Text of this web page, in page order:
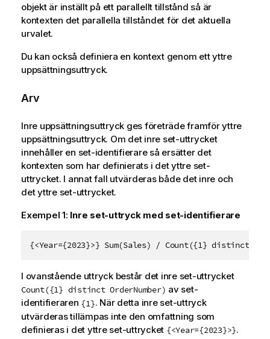
objekt är inställt på ett parallellt tillstånd så är
kontexten det parallella tillståndet för det aktuella
urvalet.
Du kan också definiera en kontext genom ett yttre
uppsättningsuttryck.
Arv
Inre uppsättningsuttryck ges företräde framför yttre
uppsättningsuttryck. Om det inre set-uttrycket
innehåller en set-identifierare så ersätter det
kontexten som har definierats i det yttre set-
uttrycket. I annat fall utvärderas både det inre och
det yttre set-uttrycket.
Exempel 1: Inre set-uttryck med set-identifierare
{<Year={2023}>} Sum(Sales) / Count({1} distinct
I ovanstående uttryck består det inre set-uttrycket
Count({1} distinct OrderNumber) av set-
identifieraren {1}. När detta inre set-uttryck
utvärderas tillämpas inte den omfattning som
definieras i det yttre set-uttrycket {<Year={2023}>}.